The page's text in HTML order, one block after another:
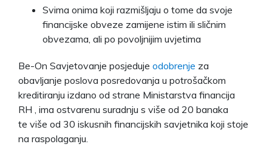
Svima onima koji razmišljaju o tome da svoje
financijske obveze zamijene istim ili sličnim
obvezama, ali po povoljnijim uvjetima
Be-On Savjetovanje posjeduje odobrenje za
obavljanje poslova posredovanja u potrošačkom
kreditiranju izdano od strane Ministarstva financija
RH , ima ostvarenu suradnju s više od 20 banaka
te više od 30 iskusnih financijskih savjetnika koji stoje
na raspolaganju.